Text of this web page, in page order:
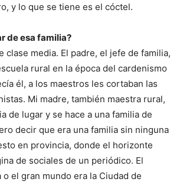
y lo que se tiene es el cóctel.
de esa familia?
clase media. El padre, el jefe de familia,
rural en la época del cardenismo
él, a los maestros les cortaban las
Mi madre, también maestra rural,
de lugar y se hace a una familia de
decir que era una familia sin ninguna
en provincia, donde el horizonte
de sociales de un periódico. El
o el gran mundo era la Ciudad de